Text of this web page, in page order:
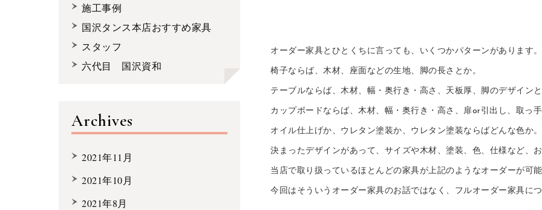
オーダー家具とひとくちに言っても、いくつかパターンがあります。
椅子ならば、木材、座面などの生地、脚の長さとか。
テーブルならば、木材、幅・奥行き・高さ、天板厚、脚のデザイン
カップボードならば、木材、幅・奥行き・高さ、扉or引出し、取っ
オイル仕上げか、ウレタン塗装か、ウレタン塗装ならばどんな色か。
決まったデザインがあって、サイズや木材、塗装、色、仕様など、
当店で取り扱っているほとんどの家具が上記のようなオーダーが可
今回はそういうオーダー家具のお話ではなく、フルオーダー家具に
施工事例
国沢タンス本店おすすめ家具
スタッフ
六代目 国沢資和
Archives
2021年11月
2021年10月
2021年8月